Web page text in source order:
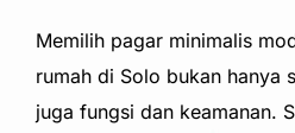
Memilih pagar minimalis
rumah di Solo bukan hanya
juga fungsi dan keamanan.